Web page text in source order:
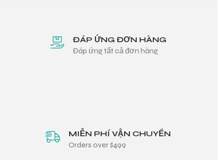
ĐÁP ỨNG ĐƠN HÀNG
Đáp ứng tất cả đơn hàng
MIỄN PHÍ VẬN CHUYỂN
Orders over $499